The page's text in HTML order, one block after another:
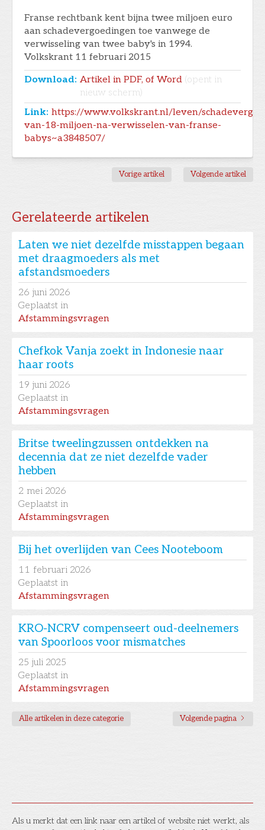
Als u merkt dat een link naar een artikel of website niet werkt, als
Franse rechtbank kent bijna twee miljoen euro
aan schadevergoedingen toe vanwege de
verwisseling van twee baby's in 1994.
Volkskrant 11 februari 2015
Download: Artikel in PDF, of Word (opent in
nieuw scherm)
Link: https://www.volkskrant.nl/leven/
van-18-miljoen-na-verwisselen-van-franse-
babys~a3848507/
Vorige artikel Volgende artikel
Gerelateerde artikelen
Laten we niet dezelfde misstappen begaan
met draagmoeders als met
afstandsmoeders
26 juni 2026
Geplaatst in
Afstammingsvragen
Chefkok Vanja zoekt in Indonesie naar
haar roots
19 juni 2026
Geplaatst in
Afstammingsvragen
Britse tweelingzussen ontdekken na
decennia dat ze niet dezelfde vader
hebben
2 mei 2026
Geplaatst in
Afstammingsvragen
Bij het overlijden van Cees Nooteboom
11 februari 2026
Geplaatst in
Afstammingsvragen
KRO-NCRV compenseert oud-deelnemers
van Spoorloos voor mismatches
25 juli 2025
Geplaatst in
Afstammingsvragen
Alle artikelen in deze categorie Volgende pagina